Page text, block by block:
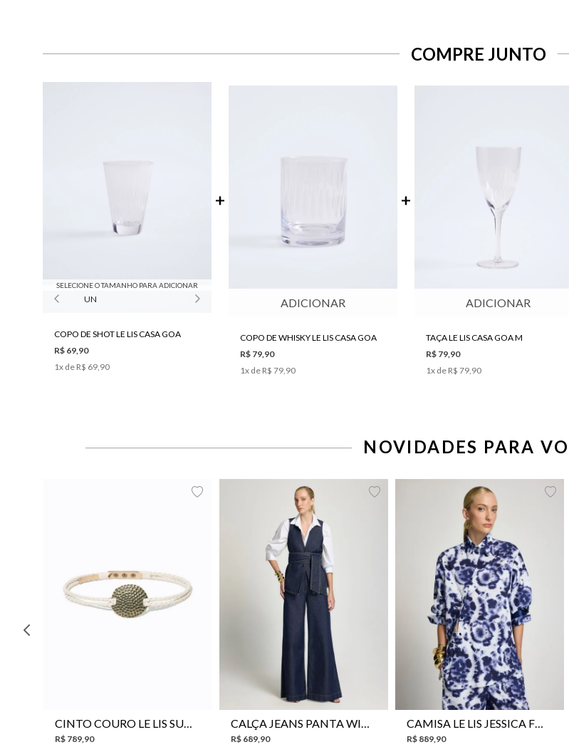
COMPRE JUNTO
SELECIONE O TAMANHO PARA ADICIONAR
UN
COPO DE SHOT LE LIS CASA GOA
R$ 69,90
1x de R$ 69,90
ADICIONAR
COPO DE WHISKY LE LIS CASA GOA
R$ 79,90
1x de R$ 79,90
ADICIONAR
TAÇA LE LIS CASA GOA M
R$ 79,90
1x de R$ 79,90
NOVIDADES PARA
CINTO COURO LE LIS SUKI FEMININO
R$ 789,90
34 36 40 44
CALÇA JEANS PANTA WIDE LE LIS ISIS FEMININA
R$ 689,90
36 38 40 42 44 46
CAMISA LE LIS JESSICA FEMININA
R$ 889,90